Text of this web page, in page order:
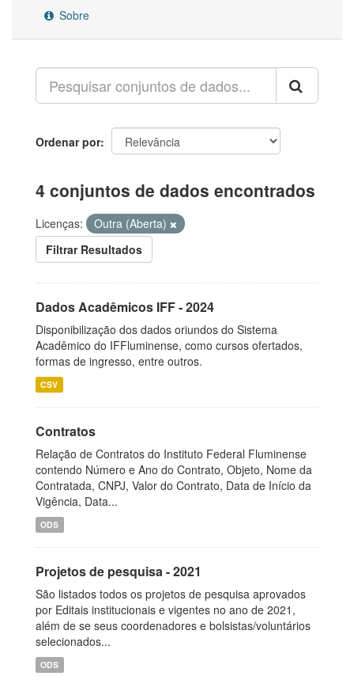
Sobre
Ordenar por
4 conjuntos de dados encontrados
Licenças:
Outra (Aberta)
Filtrar Resultados
Dados Acadêmicos IFF - 2024
Disponibilização dos dados oriundos do Sistema
Acadêmico do IFFluminense, como cursos ofertados,
formas de ingresso, entre outros.
CSV
Contratos
Relação de Contratos do Instituto Federal Fluminense
contendo Número e Ano do Contrato, Objeto, Nome da
Contratada, CNPJ, Valor do Contrato, Data de Início da
Vigência, Data...
ODS
Projetos de pesquisa - 2021
São listados todos os projetos de pesquisa aprovados
por Editais institucionais e vigentes no ano de 2021,
além de se seus coordenadores e bolsistas/voluntários
selecionados...
ODS